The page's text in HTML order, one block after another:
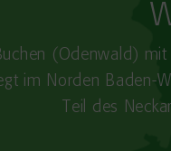
(Odenwald) mit
im Norden Baden-​
Teil des